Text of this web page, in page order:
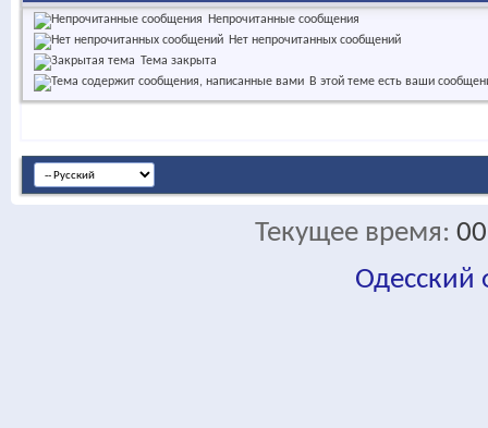
Непрочитанные сообщения
Нет непрочитанных сообщений
Тема закрыта
В этой теме есть ваши
Текущее время:
Одесский